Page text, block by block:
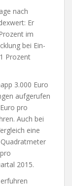
nach
Er
im
bei Ein-
Prozent
3.000 Euro
aufgerufen
pro
Auch bei
eine
2015.